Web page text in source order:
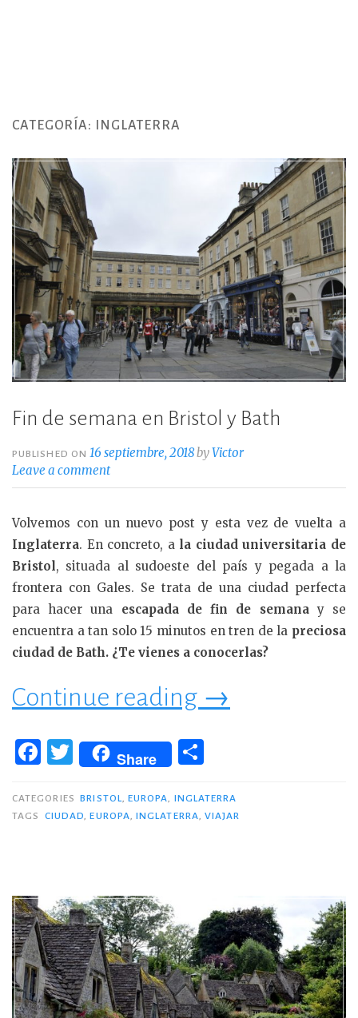
CATEGORÍA: INGLATERRA
Fin de semana en Bristol y Bath
PUBLISHED ON 16 septiembre, 2018byVictor
Leave a comment
Volvemos con un nuevo post y esta vez de vuelta a
Inglaterra. En concreto, a la ciudad universitaria de
Bristol , situada al sudoeste del país y pegada a la
frontera con Gales. Se trata de una ciudad perfecta
para hacer una escapada de fin de semanay se
encuentra a tan solo 15 minutos en tren de la preciosa
ciudad de Bath. ¿Te vienes a conocerlas?
Continue reading «Fin
semana
en
Bath»
→
F
c
e
o
k
T
w
it
te
Share
m
p
r
CATEGORIES BRISTOL, EUROPA, INGLATERRA
TAGS
CIUDAD,EUROPA,INGLATERRA,VIAJAR